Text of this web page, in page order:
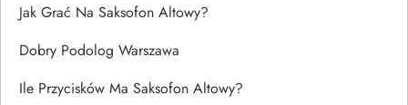
Jak Grać Na Saksofon Altowy?
Dobry Podolog Warszawa
Ile Przycisków Ma Saksofon Altowy?